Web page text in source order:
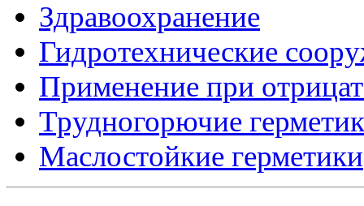
Здравоохранение
Гидротехнические
Применение при
Трудногорючие
Маслостойкие герметики